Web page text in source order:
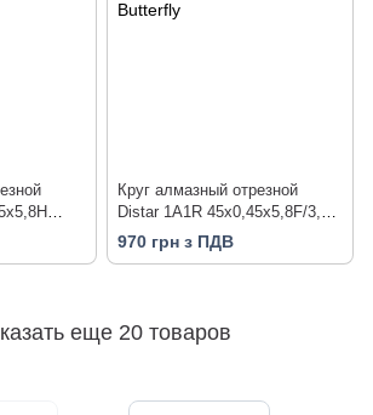
Круг алмазный отрезной
Distar 1A1R 45x0,45x5,8F/3,2-
3,0F Butterfly
970 грн з ПДВ
еще 20 товаров